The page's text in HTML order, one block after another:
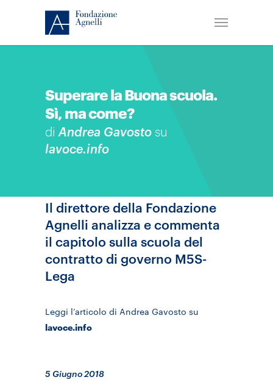
Superare la Buona scuola.
Sì, ma come?
di Andrea Gavosto su
lavoce.info
Il direttore della Fondazione
Agnelli analizza e commenta
il capitolo sulla scuola del
contratto di governo M5S-
Lega
Leggi l’articolo di Andrea Gavosto su
lavoce.info
5 Giugno 2018